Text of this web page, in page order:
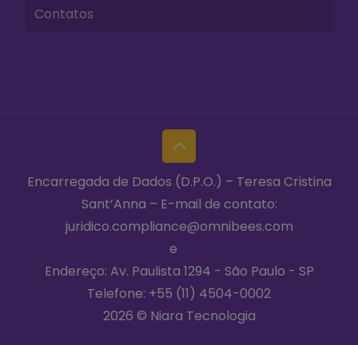
Contatos
Encarregada de Dados (D.P.O.) – Teresa Cristina
Sant’Anna – E-mail de contato:
juridico.compliance@omnibees.com
e
Endereço: Av. Paulista 1294 - São Paulo - SP
Telefone: +55 (11) 4504-0002
2026 © Niara Tecnologia